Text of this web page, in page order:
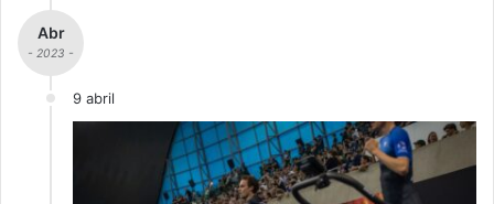
Abr
- 2023 -
9 abril